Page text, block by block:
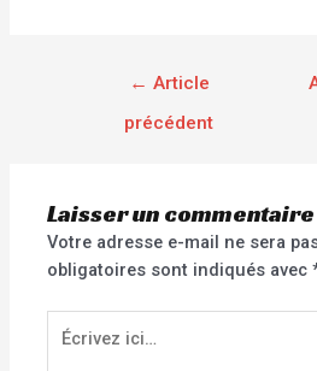
← Article
précédent
Laisser un commentaire
Votre adresse e-mail ne sera
obligatoires sont indiqués avec
Écrivez
ici…